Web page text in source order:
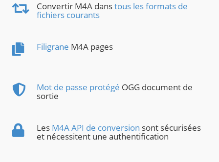
Convertir M4A danstous les formats de
fichiers courants
Filigrane M4A pages
Mot de passe protégé OGG document de
sortie
Les M4A API de conversion sont sécurisées
et nécessitent une authentification